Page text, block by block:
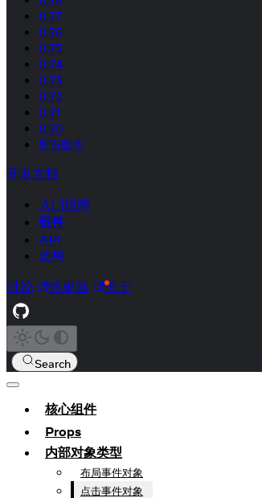
0.77
0.76
0.75
0.74
0.73
0.72
0.71
0.70
所有版本
开发文档
入门指南
组件
API
架构
讨论 热更新 关于
Search
核心组件
Props
内部对象类型
布局事件对象
点击事件对象